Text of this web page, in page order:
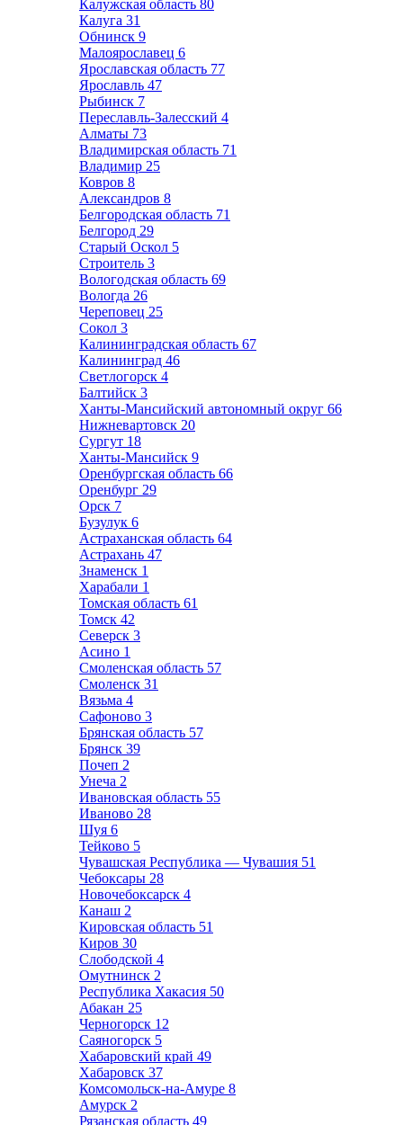
Калужская область 80
Калуга 31
Обнинск 9
Малоярославец 6
Ярославская область 77
Ярославль 47
Рыбинск 7
Переславль-Залесский 4
Алматы 73
Владимирская область 71
Владимир 25
Ковров 8
Александров 8
Белгородская область 71
Белгород 29
Старый Оскол 5
Строитель 3
Вологодская область 69
Вологда 26
Череповец 25
Сокол 3
Калининградская область 67
Калининград 46
Светлогорск 4
Балтийск 3
Ханты-Мансийский автономный округ 66
Нижневартовск 20
Сургут 18
Ханты-Мансийск 9
Оренбургская область 66
Оренбург 29
Орск 7
Бузулук 6
Астраханская область 64
Астрахань 47
Знаменск 1
Харабали 1
Томская область 61
Томск 42
Северск 3
Асино 1
Смоленская область 57
Смоленск 31
Вязьма 4
Сафоново 3
Брянская область 57
Брянск 39
Почеп 2
Унеча 2
Ивановская область 55
Иваново 28
Шуя 6
Тейково 5
Чувашская Республика — Чувашия 51
Чебоксары 28
Новочебоксарск 4
Канаш 2
Кировская область 51
Киров 30
Слободской 4
Омутнинск 2
Республика Хакасия 50
Абакан 25
Черногорск 12
Саяногорск 5
Хабаровский край 49
Хабаровск 37
Комсомольск-на-Амуре 8
Амурск 2
Рязанская область 49